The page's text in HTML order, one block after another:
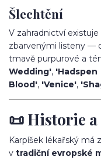
Šlechtění
V zahradnictví
zbarvenými listeny —
tmavě purpurové a
Wedding', 'Hadspen
Blood', 'Venice',
📜 Historie
Karpíšek lékařský má
v tradiční evropské